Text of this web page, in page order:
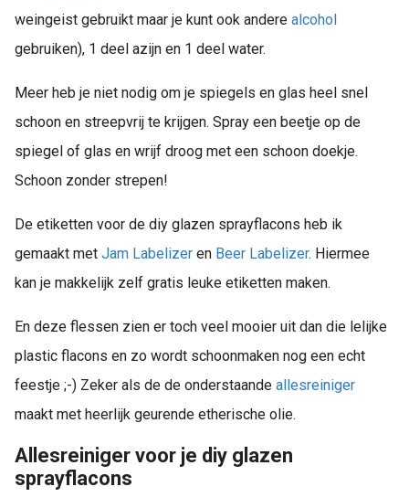
weingeist gebruikt maar je kunt ook andere alcohol
gebruiken), 1 deel azijn en 1 deel water.
Meer heb je niet nodig om je spiegels en glas heel snel
schoon en streepvrij te krijgen. Spray een beetje op de
spiegel of glas en wrijf droog met een schoon doekje.
Schoon zonder strepen!
De etiketten voor de diy glazen sprayflacons heb ik
gemaakt met Jam Labelizer en Beer Labelizer. Hiermee
kan je makkelijk zelf gratis leuke etiketten maken.
En deze flessen zien er toch veel mooier uit dan die lelijke
plastic flacons en zo wordt schoonmaken nog een echt
feestje ;-) Zeker als de de onderstaande allesreiniger
maakt met heerlijk geurende etherische olie.
Allesreiniger voor je diy glazen
sprayflacons